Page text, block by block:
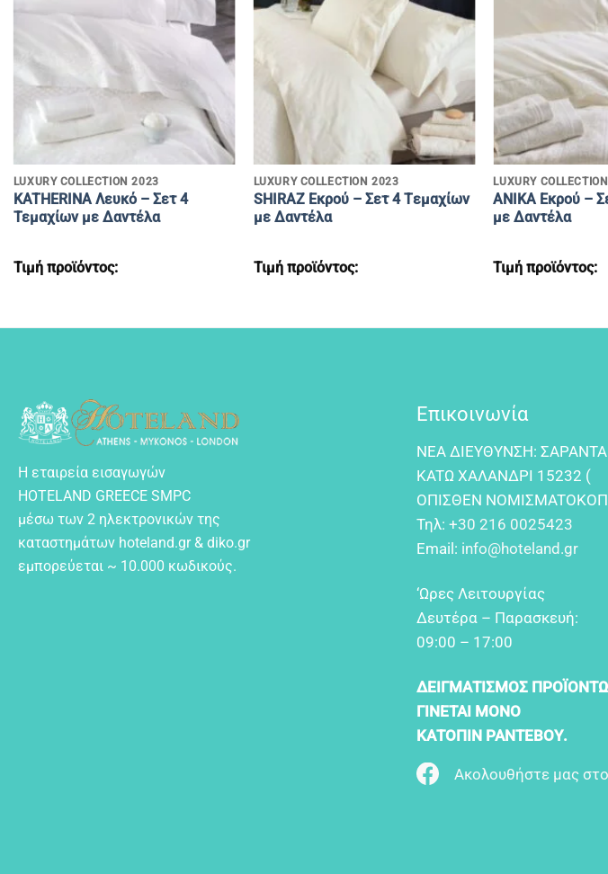
+
LUXURY COLLECTION 2023
KATHERINA Λευκό – Σετ 4
Τεμαχίων με Δαντέλα
Τιμή προϊόντος:
LUXURY COLLECTION 2023
SHIRAZ Eκρού – Σετ 4 Tεμαχίων
με Δαντέλα
Τιμή προϊόντος:
+
LUXURY
ANIKA Εκρού –
με Δαντέλα
Τιμή προϊόντος:
Η εταιρεία εισαγωγών
HOTELAND GREECE SMPC
μέσω των 2 ηλεκτρονικών της
καταστημάτων hoteland.gr & diko.gr
εμπορεύεται ~ 10.000 κωδικούς.
Επικοινωνία
NEA ΔIEYΘYNΣH:
KATΩ XAΛANΔPI 15232 (
OΠIΣΘEN
Τηλ: +30 216 0025423
Email: info@hoteland.gr
‘Ωρες Λειτουργίας
Δευτέρα – Παρασκευή:
09:00 – 17:00
ΔΕΙΓΜΑΤΙΣΜΟΣ
ΓΙΝΕΤΑΙ ΜΟΝΟ
ΚΑΤΟΠΙΝ ΡΑΝΤΕΒΟΥ.
Ακολουθήστε μας